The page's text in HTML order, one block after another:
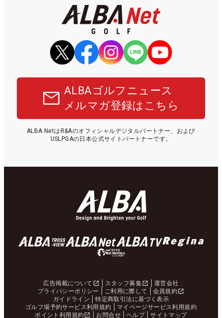
ALBAゴルフニュース
メルマガ登録はこちら
ALBA NetはR&Aのオフィシャルデジタルパートナー、および
USLPGAの日本公式サイトパートナーです。
広告掲載について スタッフ募集
運営会社
プライバシーポリシー
ご利用に際して
会員規約
ガイドライン
特定商取引法に基づく表示
ゴルフ場予約サービス利用規約
マイページサービス利用規約
ポイント利用規約
お問合せ ヘルプ サイトマップ